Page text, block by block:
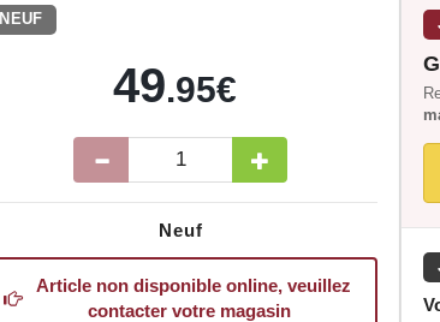
NEUF
49.95€
Neuf
Article non disponible online, veuillez
contacter votre magasin